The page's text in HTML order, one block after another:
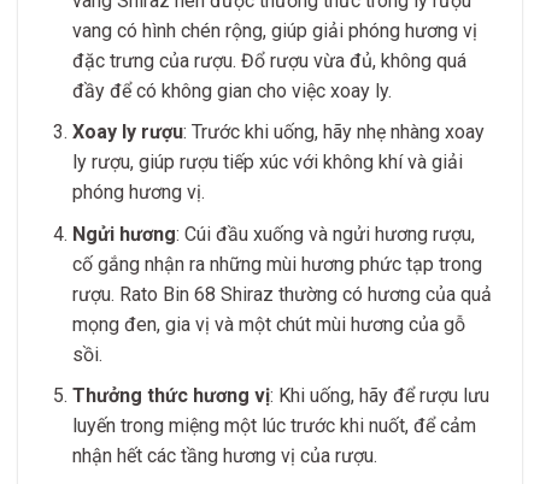
vang có hình chén rộng, giúp giải phóng hương vị
đặc trưng của rượu. Đổ rượu vừa đủ, không quá
đầy để có không gian cho việc xoay ly.
Xoay ly rượu: Trước khi uống, hãy nhẹ nhàng xoay
ly rượu, giúp rượu tiếp xúc với không khí và giải
phóng hương vị.
Ngửi hương: Cúi đầu xuống và ngửi hương rượu,
cố gắng nhận ra những mùi hương phức tạp trong
rượu. Rato Bin 68 Shiraz thường có hương của quả
mọng đen, gia vị và một chút mùi hương của gỗ
sồi.
Thưởng thức hương vị: Khi uống, hãy để rượu lưu
luyến trong miệng một lúc trước khi nuốt, để cảm
nhận hết các tầng hương vị của rượu.